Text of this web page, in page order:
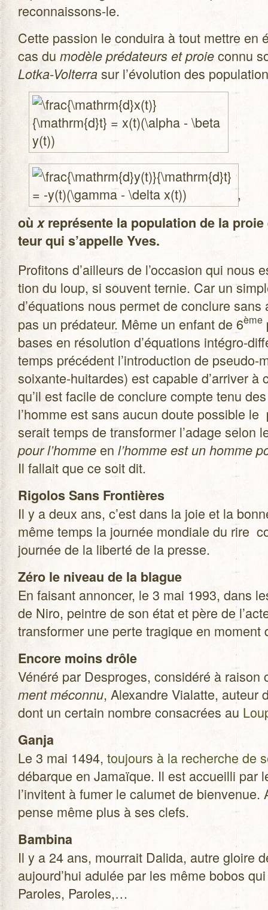
reconnaissons-le.
Cette pas­sion le conduira à tout mettre en
cas du modèle pré­da­teurs et proie connu
Lotka-Volterra sur l’évolution des
,
oùxrepré­sente la popu­la­tion de la
teur qui s’appelle Yves.
Pro­fi­tons d’ailleurs de l’occasion qui
tion du loup, si sou­vent ter­nie. Car un
d’équations nous per­met de conclure sans
pas un pré­da­teur. Même un enfant de 6ème
bases en réso­lu­tion d’équations intégro-
temps pré­cé­dent l’introduction de
soixante-huitardes) est capable d’arriver
qu’il est facile de conclure compte tenu
l’homme est sans aucun doute pos­sible
serait temps de trans­for­mer l’adage selon
pour l’homme en l’homme est un homme
Il fal­lait que ce soit dit.
Rigo­los Sans Fron­tières
Il y a deux ans, c’est dans la joie et la
même temps la jour­née mon­diale du rire
jour­née de la liberté de la presse.
Zéro le niveau de la blague
En fai­sant annon­cer, le 3 mai 1993, dans
de Niro, peintre de son état et père de
trans­for­mer une perte tra­gique en moment
Encore moins drôle
Vénéré par Des­proges, consi­déré à rai­son
ment méconnu, Alexandre Via­latte, auteur
dont un cer­tain nombre consa­crées au
Ganja
Le 3 mai 1494, tou­jours à la recherche de
débarque en Jamaïque. Il est accueilli par
l’invitent à fumer le calu­met de
pense même plus à ses clefs.
Bam­bina
Il y a 24 ans, mour­rait Dalida, autre gloire
aujourd’hui adu­lée par les même bobos
Paroles, Paroles,…